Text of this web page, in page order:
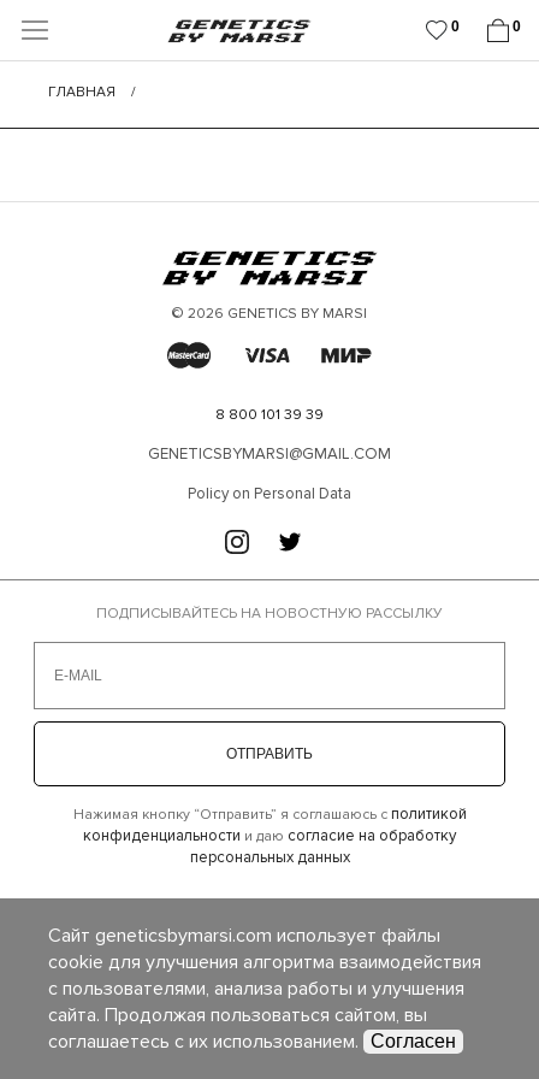
0 0
ГЛАВНАЯ /
© 2026 GENETICS BY MARSI
8 800 101 39 39
GENETICSBYMARSI@GMAIL.COM
Policy on Personal Data
ПОДПИСЫВАЙТЕСЬ НА НОВОСТНУЮ РАССЫЛКУ
ОТПРАВИТЬ
Нажимая кнопку “Отправить” я соглашаюсь с политикой
конфиденциальности и даю согласие на обработку
персональных данных
Сайт geneticsbymarsi.com использует файлы
cookie для улучшения алгоритма взаимодействия
с пользователями, анализа работы и улучшения
сайта. Продолжая пользоваться сайтом, вы
соглашаетесь с их использованием.
Согласен